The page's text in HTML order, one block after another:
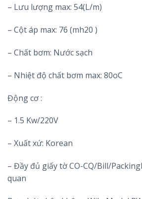
– Lưu lượng max: 54(L/m)
– Cột áp max: 76 (mh20 )
– Chất bơm: Nước sạch
– Nhiệt độ chất bơm max: 80oC
Động cơ :
– 1.5 Kw/220V
– Xuất xứ: Korean
– Đầy đủ giấy tờ CO-CQ/Bill/
quan